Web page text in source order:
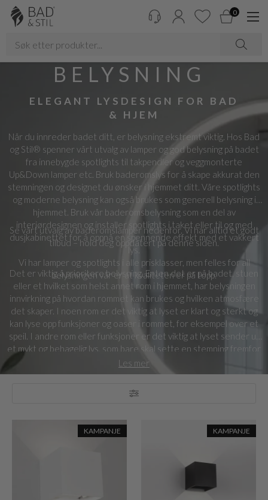
0
BELYSNING
ELEGANT LYSDESIGN FOR BAD
& HJEM
Når du innreder badet ditt, er belysning ekstremt viktig. Hos Bad
og Stil® spenner vårt utvalg av lamper og god belysning på badet
fra innebygde spotlights til takpendler og veggmonterte
Up&Down lamper etc. Bruk baderomslys for å skape akkurat den
stemningen og designet du ønsker i hjemmet ditt. Våre spotlights
og moderne belysning kan også brukes som generell belysning i
hjemmet. Bruk vår baderomsbelysning som en del av
interiørdesignen og installer spotlights i taket eller til og med
dusjkabinettet for å oppnå en spennende effekt med et vakkert
lys.
Vi har lamper og spotlights i alle prisklasser, men felles for all
belysningen vår er at kvaliteten er på topp.
Se vårt utvalg av baderomslamper nedenfor. Vi har alltid et godt
tilbud – hold deg oppdatert på denne siden.
Det er viktig å prioritere belysning. Enten det er på badet, stuen
eller et hvilket som helst annet rom i hjemmet, har belysningen
innvirkning på hvordan rommet kan brukes og hvilken atmosfære
det skaper. I noen rom er det viktig at lyset er klart og sterkt og
kan lyse opp funksjoner og oaser i rommet, for eksempel over et
speil. I andre rom eller funksjoner er det viktig at lyset sender ut
et mykt og behagelig lys, som bare skal sette en stemning fremfor
å være en direkte lyskilde. Det kan være over badekaret eller i
et hjørne av soverommet. Ved å velge riktig type belysning
kan gjøres tydeligere eller uskarpt etter dine ønsker og behov.
dekorativt formål, hvor estetikken til hele rommet forenes ved å
legge til en lampe med et kunstnerisk uttrykk. Du kan sjelden ha
akkurat de lampene som dekker hjemmets behov.
Les mer
KAMPANJE KAMPANJE